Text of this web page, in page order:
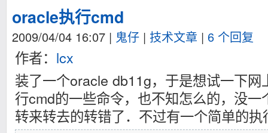
oracle执行cmd
2009/04/04 16:07 | 鬼仔 | 技术文章 | 6 个回复
作者： lcx
装了一个oracle db11g，于是想试一下
行cmd的一些命令，也不知怎么的，没
转来转去的转错了．不过有一个简单的